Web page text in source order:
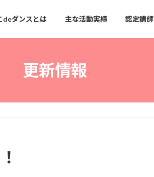
deダンスとは 主な活動実績 認定講師
更新情報